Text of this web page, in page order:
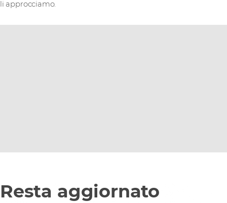
li approcciamo.
Resta aggiornato